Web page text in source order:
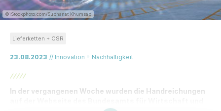
©iStockphoto.com/Suphanat Khumsap
23.08.2023 // Innovation + Nachhaltigkeit
Lieferketten + CSR
In der vergangenen Woche wurden die Handreichungen